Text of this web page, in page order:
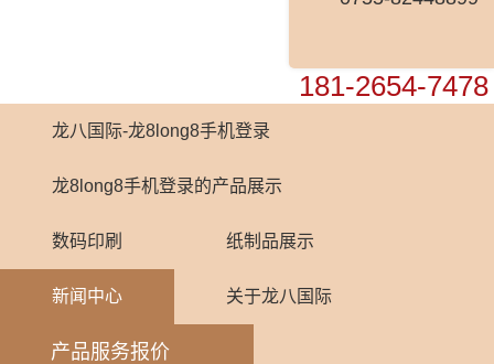
181-2654-7478
龙八国际-龙8long8手机登录
龙8long8手机登录的产品展示
数码印刷 纸制品展示
新闻中心 关于龙八国际
产品服务报价